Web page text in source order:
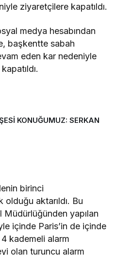
ziyaretçilere kapatıldı.
medya hesabından
başkentte sabah
eden kar nedeniyle
KONUĞUMUZ: SERKAN
birinci
olduğu aktarıldı. Bu
yapılan
içinde Paris’in de içinde
kademeli alarm
olan turuncu alarm